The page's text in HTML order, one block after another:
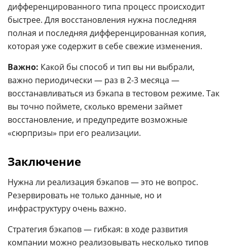
дифференцированного типа процесс происходит
быстрее. Для восстановления нужна последняя
полная и последняя дифференцированная копия,
которая уже содержит в себе свежие изменения.
Важно: Какой бы способ и тип вы ни выбрали,
важно периодически — раз в 2-3 месяца —
восстанавливаться из бэкапа в тестовом режиме. Так
вы точно поймете, сколько времени займет
восстановление, и предупредите возможные
«сюрпризы» при его реализации.
Заключение
Нужна ли реализация бэкапов — это не вопрос.
Резервировать не только данные, но и
инфраструктуру очень важно.
Стратегия бэкапов — гибкая: в ходе развития
компании можно реализовывать несколько типов